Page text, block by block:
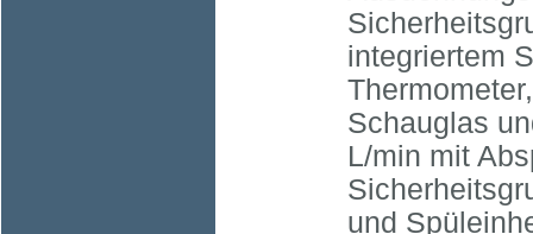
integriertem
Schauglas
L/min mit
und